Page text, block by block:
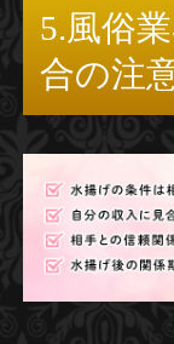
5.風俗
合の注